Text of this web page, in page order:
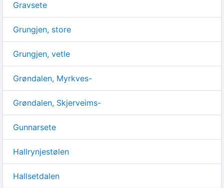
Gravsete
Grungjen, store
Grungjen, vetle
Grøndalen, Myrkves-
Grøndalen, Skjerveims-
Gunnarsete
Hallrynjestølen
Hallsetdalen